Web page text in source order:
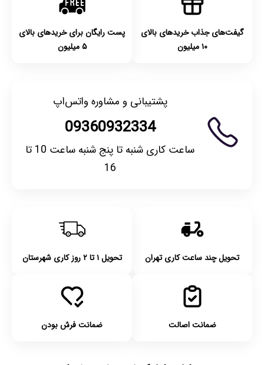
گیفت‌های جذاب خریدهای بالای
۱۰ میلیون
پست رایگان برای خریدهای بالای
۵ میلیون
پشتیبانی و مشاوره واتس‌اپ
09360932334
ساعت کاری شنبه تا پنج شنبه ساعت 10 تا
16
تحویل چند ساعت کاری تهران تحویل ۱ تا ۲ روز کاری شهرستان
ضمانت اصالت ضمانت فرش بودن